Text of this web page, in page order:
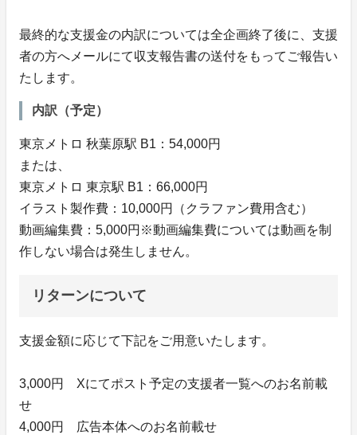
最終的な支援金の内訳については全企画終了後に、支援
者の方へメールにて収支報告書の送付をもってご報告い
たします。
内訳（予定）
東京メトロ 秋葉原駅 B1：54,000円
または、
東京メトロ 東京駅 B1：66,000円
イラスト製作費：10,000円（クラファン費用含む）
動画編集費：5,000円※動画編集費については動画を制
作しない場合は発生しません。
リターンについて
支援金額に応じて下記をご用意いたします。
3,000円 Xにてポスト予定の支援者一覧へのお名前載
せ
4,000円 広告本体へのお名前載せ